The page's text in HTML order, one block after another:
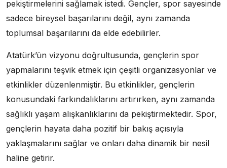
pekiştirmelerini sağlamak istedi. Gençler, spor sayesinde
sadece bireysel başarılarını değil, aynı zamanda
toplumsal başarılarını da elde edebilirler.
Atatürk’ün vizyonu doğrultusunda, gençlerin spor
yapmalarını teşvik etmek için çeşitli organizasyonlar ve
etkinlikler düzenlenmiştir. Bu etkinlikler, gençlerin
konusundaki farkındalıklarını artırırken, aynı zamanda
sağlıklı yaşam alışkanlıklarını da pekiştirmektedir. Spor,
gençlerin hayata daha pozitif bir bakış açısıyla
yaklaşmalarını sağlar ve onları daha dinamik bir nesil
haline getirir.